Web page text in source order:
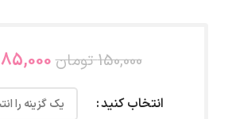
150,000 تومان85,000
انتخاب کنید